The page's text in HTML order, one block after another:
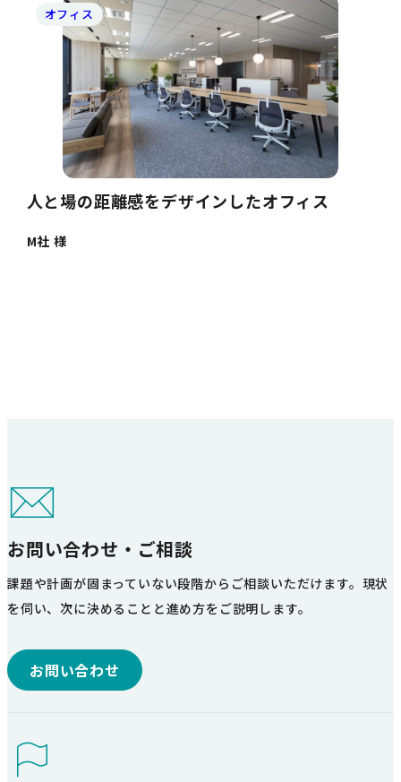
オフィス
人と場の距離感をデザインしたオフィス
M社 様
お問い合わせ・ご相談
課題や計画が固まっていない段階からご相談いただけます。現状
を伺い、次に決めることと進め方をご説明します。
お問い合わせ